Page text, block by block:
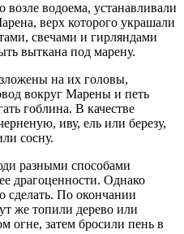
водоема, устанавливали
верх которого украшали
свечами и гирляндами
выткана под марену.
на их головы,
вокруг Марены и петь
гоблина. В качестве
иву, ель или березу,
сосну.
разными способами
драгоценности. Однако
сделать. По окончании
же топили дерево или
огне, затем бросили пень в